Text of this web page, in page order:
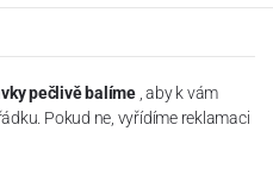
pečlivě balíme , aby k vám
Pokud ne, vyřídíme reklamaci